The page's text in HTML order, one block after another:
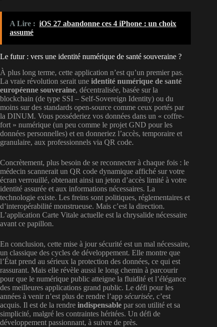
A Lire : iOS 27 abandonne ces 4 iPhone : un choix
assumé
Le futur : vers une identité numérique de santé souveraine ?
À plus long terme, cette application n’est qu’un premier pas.
La vraie révolution serait une identité numérique de santé
européenne souveraine, décentralisée, basée sur la
blockchain (de type SSI – Self-Sovereign Identity) ou du
moins sur des standards open-source comme ceux portés par
la DINUM. Vous posséderiez vos données dans un « coffre-
fort » numérique (un peu comme le projet GND pour les
données personnelles) et en donneriez l’accès, temporaire et
granulaire, aux professionnels via QR code.
Concrètement, plus besoin de se reconnecter à chaque fois : le
médecin scannerait un QR code dynamique affiché sur votre
écran verrouillé, obtenant ainsi un jeton d’accès limité à votre
identité assurée et aux informations nécessaires. La
technologie existe. Les freins sont politiques, réglementaires et
d’interopérabilité monstrueuse. Mais c’est la direction.
L’application Carte Vitale actuelle est la chrysalide nécessaire
avant ce papillon.
En conclusion, cette mise à jour sécurité est un mal nécessaire,
un classique des cycles de développement. Elle montre que
l’État prend au sérieux la protection des données, ce qui est
rassurant. Mais elle révèle aussi le long chemin à parcourir
pour que le numérique public atteigne la fluidité et l’élégance
des meilleures applications grand public. Le défi pour les
années à venir n’est plus de rendre l’app sécurisée, c’est
acquis. Il est de la rendre indispensable par son utilité et sa
simplicité, malgré les contraintes héritées. Un défi de
développement passionnant, à suivre de près.